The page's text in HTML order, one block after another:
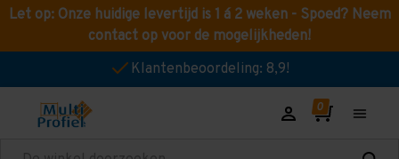
Let op: Onze huidige levertijd is 1 á 2 weken - Spoed? Neem
contact op voor de mogelijkheden!
Klantenbeoordeling: 8,9!
Zoeken